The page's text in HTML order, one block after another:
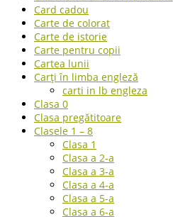
Card cadou
Carte de colorat
Carte de istorie
Carte pentru copii
Cartea lunii
Carți în limba engleză
carti in lb engleza
Clasa 0
Clasa pregătitoare
Clasele 1 – 8
Clasa 1
Clasa a 2-a
Clasa a 3-a
Clasa a 4-a
Clasa a 5-a
Clasa a 6-a